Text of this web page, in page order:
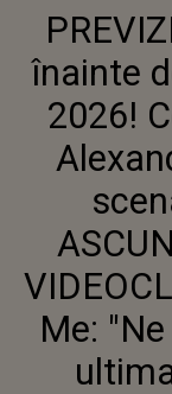
PE
înainte
2026!
Me: